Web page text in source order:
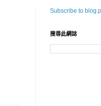
Subscribe to
搜尋此網誌